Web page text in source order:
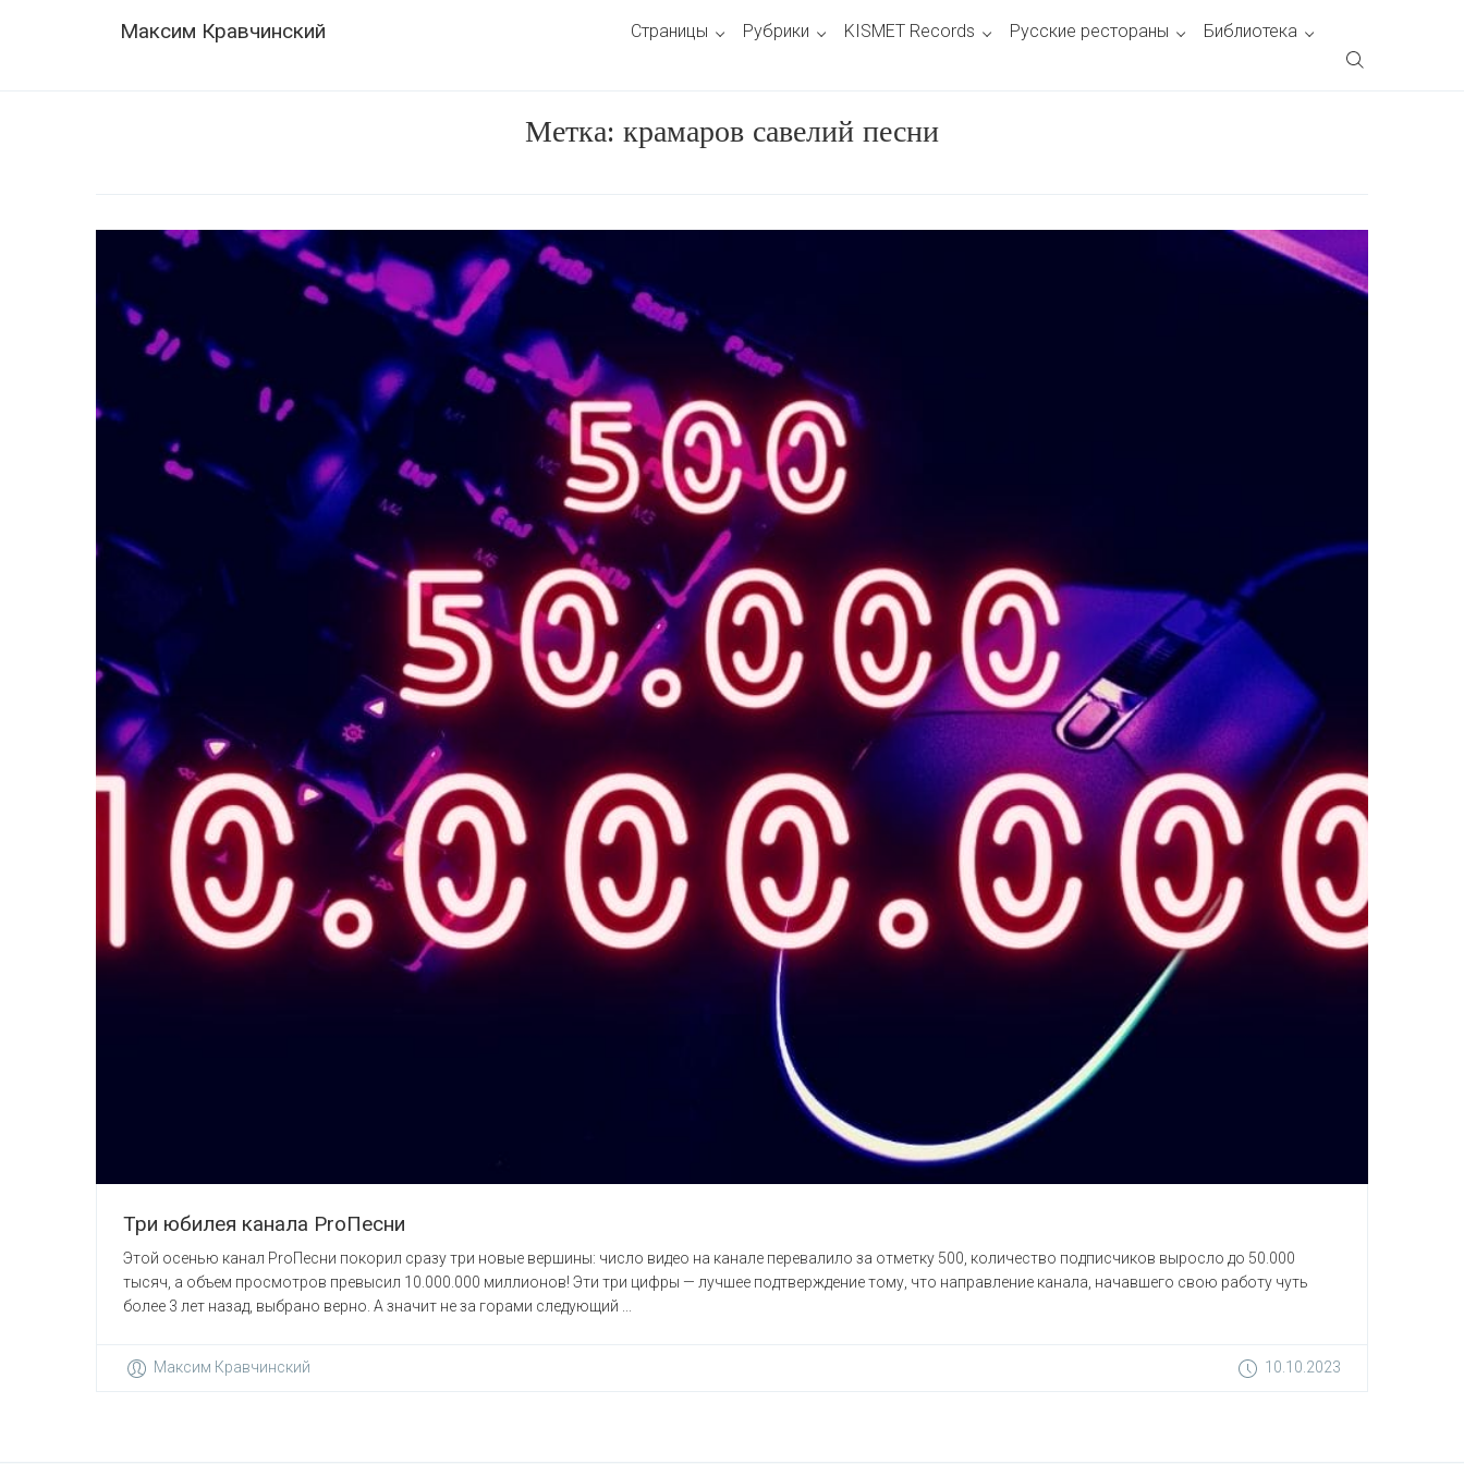
Максим Кравчинский
Navigation
Страницы Рубрики KISMET Records Русские рестораны Библиотека
Метка: крамаров савелий песни
Три юбилея канала ProПесни
Этой осенью канал ProПесни покорил сразу три новые вершины: число видео на канале перевалило за отметку 500, количество подписчиков выросло до 50.000
тысяч, а объем просмотров превысил 10.000.000 миллионов! Эти три цифры — лучшее подтверждение тому, что направление канала, начавшего свою работу чуть
более 3 лет назад, выбрано верно. А значит не за горами следующий ...
Максим Кравчинский 10.10.2023